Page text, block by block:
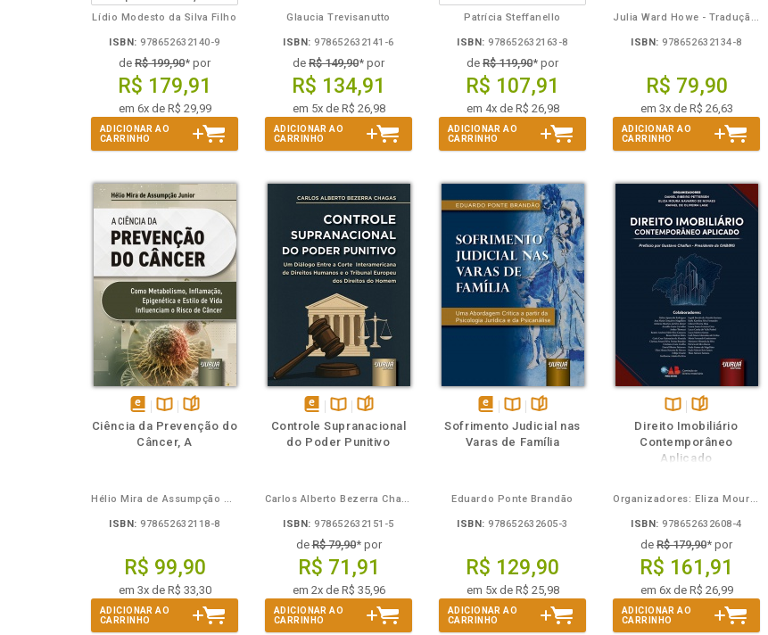
Lídio Modesto da Silva Filho
ISBN: 978652632140-9
de R$ 199,90* por
R$ 179,91
em 6x de R$ 29,99
ADICIONAR AO
CARRINHO
Glaucia Trevisanutto
ISBN: 978652632141-6
de R$ 149,90* por
R$ 134,91
em 5x de R$ 26,98
ADICIONAR AO
CARRINHO
Patrícia Steffanello
ISBN: 978652632163-8
de R$ 119,90* por
R$ 107,91
em 4x de R$ 26,98
ADICIONAR AO
CARRINHO
Julia Ward Howe - Tradução: Osvaldo Ferreira de Carvalho
ISBN: 978652632134-8
R$ 79,90
em 3x de R$ 26,63
ADICIONAR AO
CARRINHO
disponível
em
Disponível
na
páginas
Ciência da Prevenção do
Câncer, A
Hélio Mira de Assumpção Junior
ISBN: 978652632118-8
R$ 99,90
em 3x de R$ 33,30
ADICIONAR AO
CARRINHO
disponível
em
Disponível
na
páginas
Controle Supranacional
do Poder Punitivo
Carlos Alberto Bezerra Chagas
ISBN: 978652632151-5
deR$ 79,90* por
R$ 71,91
em 2x de R$ 35,96
ADICIONAR AO
CARRINHO
disponível
em
Disponível
na
páginas
Sofrimento Judicial nas
Varas de Família
Eduardo Ponte Brandão
ISBN: 978652632605-3
R$ 129,90
em 5x de R$ 25,98
ADICIONAR AO
CARRINHO
Disponível
na
B.V.
páginas
Direito Imobiliário
Contemporâneo
Aplicado
Organizadores: Eliza Moura Navarro de Novaes, Rafael de Oliveira Lage, Daniel Ribeiro Pettersen
ISBN: 978652632608-4
de R$ 179,90* por
R$ 161,91
em 6x de R$ 26,99
ADICIONAR AO
CARRINHO
Também
Também